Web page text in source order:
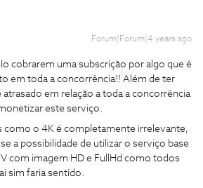
Forum|Forum|4 years ago
cobrarem uma subscrição por algo que é
em toda a concorrência!! Além de ter
em relação a toda a concorrência
este serviço.
como o 4K é completamente irrelevante,
a possibilidade de utilizar o serviço base
com imagem HD e FullHd como todos
sim faria sentido.